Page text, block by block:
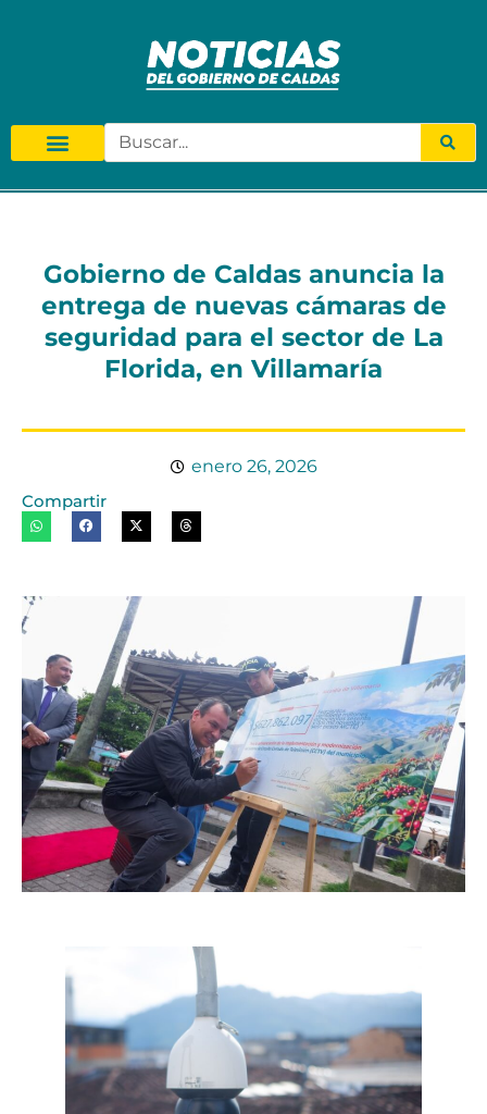
Gobierno de Caldas anuncia la
entrega de nuevas cámaras de
seguridad para el sector de La
Florida, en Villamaría
enero 26, 2026
Compartir